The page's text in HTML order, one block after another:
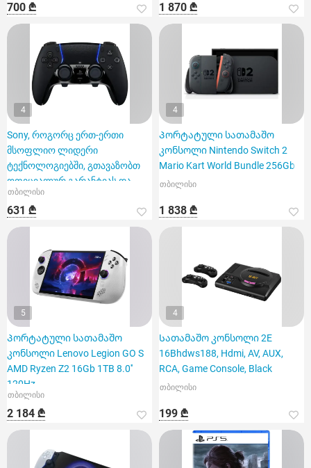
700 ₾ 1 870 ₾
4
Sony, როგორც ერთ-ერთი
მსოფლიო ლიდერი
ტექნოლოგიებში, გთავაზობთ
ოფიციალურ გარანტიას და
ადგილზე მიწოდებ
თბილისი
631 ₾
4
Პორტატული სათამაშო
კონსოლი Nintendo Switch 2
Mario Kart World Bundle 256Gb
თბილისი
1 838 ₾
5
Პორტატული სათამაშო
კონსოლი Lenovo Legion GO S
AMD Ryzen Z2 16Gb 1TB 8.0''
120Hz
თბილისი
2 184 ₾
4
Სათამაშო კონსოლი 2E
16Bhdws188, Hdmi, AV, AUX,
RCA, Game Console, Black
თბილისი
199 ₾